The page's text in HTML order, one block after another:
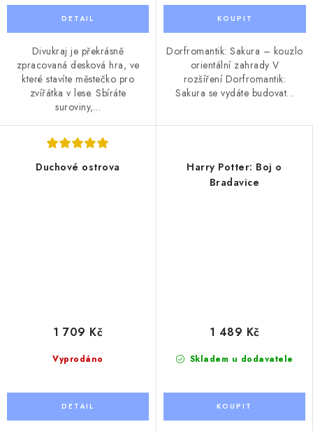
Divukraj je překrásně
zpracovaná desková hra, ve
které stavíte městečko pro
zvířátka v lese. Sbíráte
suroviny,...
Dorfromantik: Sakura – kouzlo
orientální zahrady V
rozšíření Dorfromantik:
Sakura se vydáte budovat...
Duchové ostrova
Vyprodáno
1 709 Kč
Harry Potter: Boj o
Bradavice
Skladem u dodavatele
1 489 Kč